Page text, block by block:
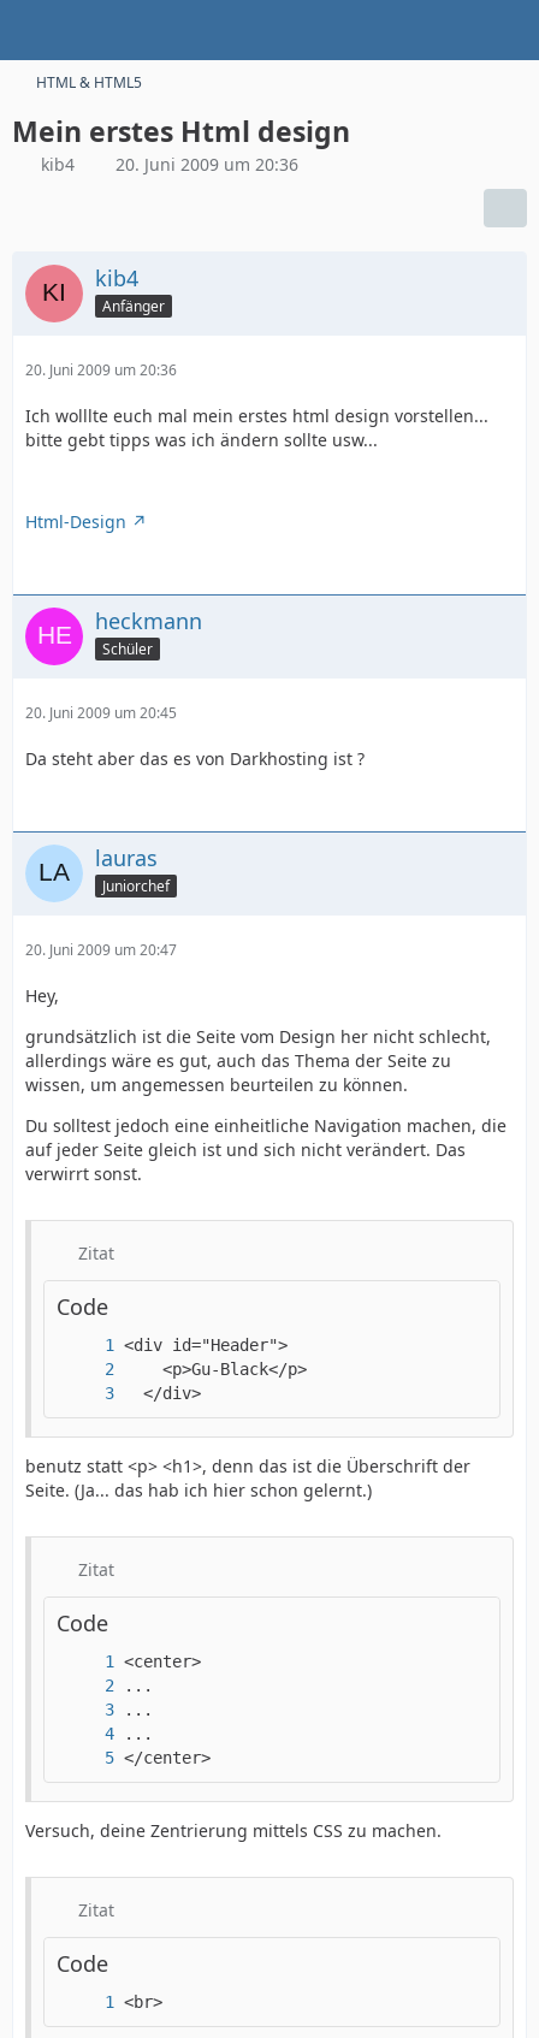
HTML & HTML5
Mein erstes Html design
kib4 20. Juni 2009 um 20:36
kib4
Anfänger
20. Juni 2009 um 20:36
Ich wolllte euch mal mein erstes html design vorstellen...
bitte gebt tipps was ich ändern sollte usw...
Html-Design
heckmann
Schüler
20. Juni 2009 um 20:45
Da steht aber das es von Darkhosting ist ?
lauras
Juniorchef
20. Juni 2009 um 20:47
Hey,
grundsätzlich ist die Seite vom Design her nicht schlecht,
allerdings wäre es gut, auch das Thema der Seite zu
wissen, um angemessen beurteilen zu können.
Du solltest jedoch eine einheitliche Navigation machen, die
auf jeder Seite gleich ist und sich nicht verändert. Das
verwirrt sonst.
Zitat
Code
  </div>
benutz statt <p> <h1>, denn das ist die Überschrift der
Seite. (Ja... das hab ich hier schon gelernt.)
Zitat
Code
</center>
Versuch, deine Zentrierung mittels CSS zu machen.
Zitat
Code
<br>